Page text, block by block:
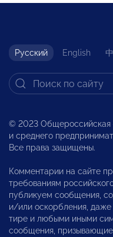
Русский English
© 2023 Общероссийская
и среднего
Все права защищены.
Комментарии на сайте
требованиям
публикуем сообщения,
и/или оскорбления, даже
тире и любыми иными
сообщения,